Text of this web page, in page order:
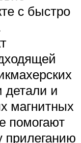
с быстро
детали и
магнитных
помогают
прилеганию